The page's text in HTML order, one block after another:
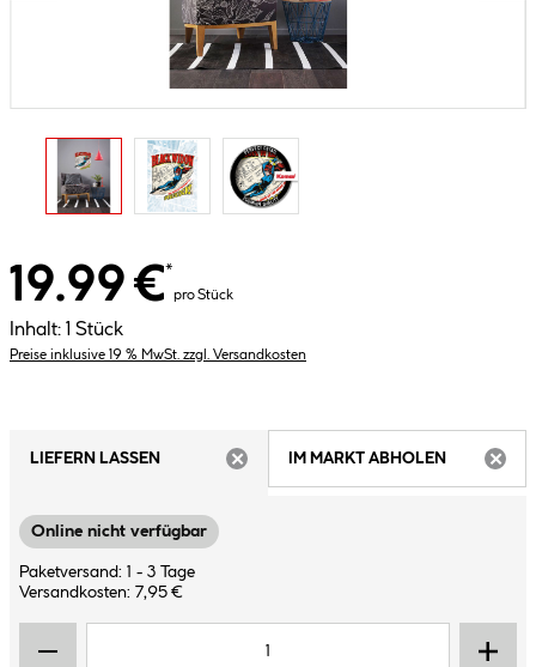
19.99 €*
pro Stück
Inhalt: 1 Stück
Preise inklusive 19 % MwSt. zzgl. Versandkosten
LIEFERN LASSEN
IM MARKT ABHOLEN
Online nicht verfügbar
Paketversand: 1 - 3 Tage
Versandkosten: 7,95 €